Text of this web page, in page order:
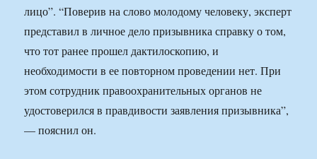
лицо”. “Поверив на слово молодому человеку, эксперт
представил в личное дело призывника справку о том,
что тот ранее прошел дактилоскопию, и
необходимости в ее повторном проведении нет. При
этом сотрудник правоохранительных органов не
удостоверился в правдивости заявления призывника”,
— пояснил он.